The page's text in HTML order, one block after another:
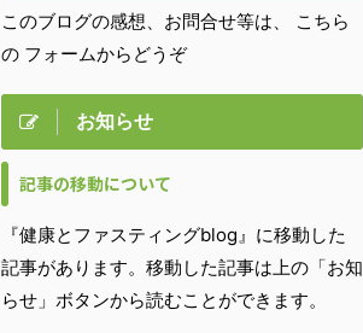
このブログの感想、お問合せ等は、 こちら
の フォームからどうぞ
お知らせ
記事の移動について
『健康とファスティングblog』に移動した
記事があります。移動した記事は上の「お知
らせ」ボタンから読むことができます。